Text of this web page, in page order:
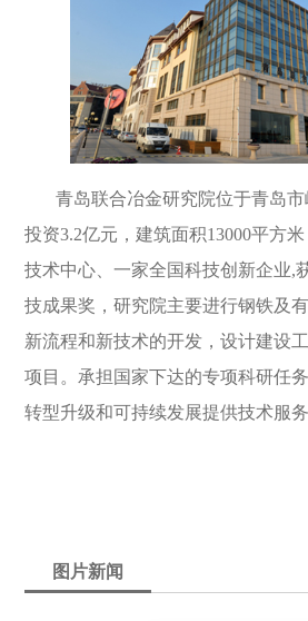
青岛联合冶金研究院位于青岛
投资3.2亿元，建筑面积13000平方
技术中心、一家全国科技创新企业,
技成果奖，研究院主要进行钢铁及
新流程和新技术的开发，设计建设
项目。承担国家下达的专项科研任
转型升级和可持续发展提供技术服务
图片新闻